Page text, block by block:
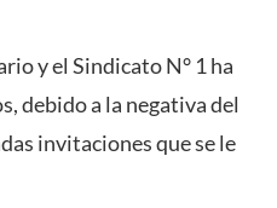
y el Sindicato N° 1 ha
debido a la negativa del
invitaciones que se le